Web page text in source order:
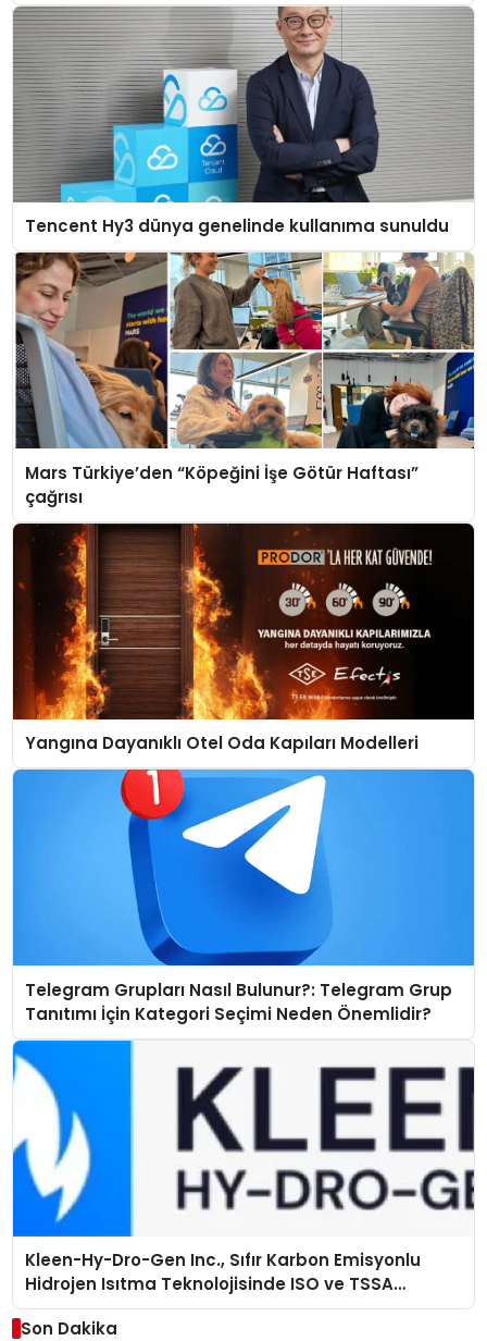
Tencent Hy3 dünya genelinde kullanıma sunuldu
Mars Türkiye’den “Köpeğini İşe Götür Haftası”
çağrısı
Yangına Dayanıklı Otel Oda Kapıları Modelleri
Telegram Grupları Nasıl Bulunur?: Telegram Grup
Tanıtımı İçin Kategori Seçimi Neden Önemlidir?
Kleen-Hy-Dro-Gen Inc., Sıfır Karbon Emisyonlu
Hidrojen Isıtma Teknolojisinde ISO ve TSSA
Düzenleyici Onaylarını Aldı
Son Dakika